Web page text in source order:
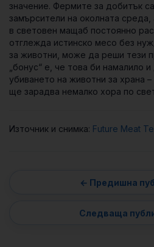
значение. Фермите за добитък
замърсители на околната
в световен мащаб постоянно
отглежда истинско месо без
за животни, може да реши тези
„бонус“ е, че това би намалило
убиването на животни за храна
ще зарадва немалко хора по
Източник и снимка: Future Meat